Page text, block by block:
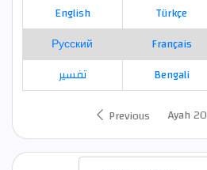
English
Türkçe
Русский
Français
تفسير
Bengali
Previous
Ayah 20